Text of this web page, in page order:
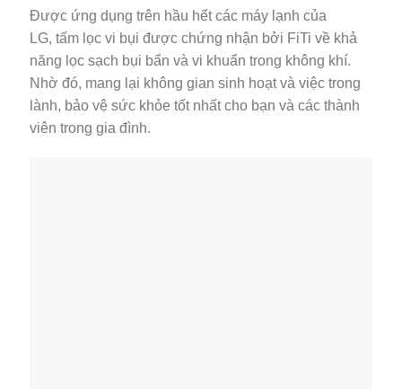
Được ứng dụng trên hầu hết các máy lạnh của
LG, tấm lọc vi bụi được chứng nhận bởi FiTi về khả
năng lọc sạch bụi bẩn và vi khuẩn trong không khí.
Nhờ đó, mang lại không gian sinh hoạt và việc trong
lành, bảo vệ sức khỏe tốt nhất cho bạn và các thành
viên trong gia đình.